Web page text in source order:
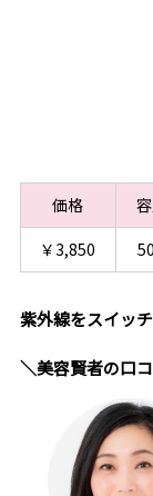
価格
￥3,850
紫外線をスイッ
＼美容賢者の口